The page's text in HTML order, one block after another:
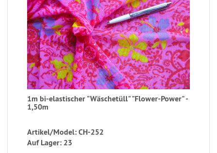
1m bi-elastischer "Wäschetüll" "Flower-Power" -
1,50m
Artikel/Model: CH-252
Auf Lager: 23